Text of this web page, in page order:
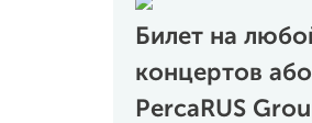
Билет на
концертов
PercaRUS